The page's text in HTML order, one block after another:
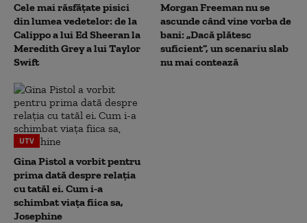
Cele mai răsfățate pisici
din lumea vedetelor: de la
Calippo a lui Ed Sheeran la
Meredith Grey a lui Taylor
Swift
Morgan Freeman nu se
ascunde când vine vorba de
bani: „Dacă plătesc
suficient”, un scenariu slab
nu mai contează
UTV
Gina Pistol a vorbit pentru
prima dată despre relația
cu tatăl ei. Cum i-a
schimbat viața fiica sa,
Josephine